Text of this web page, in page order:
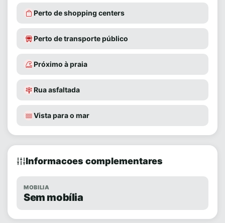
Perto de shopping centers
Perto de transporte público
Próximo à praia
Rua asfaltada
Vista para o mar
Informacoes complementares
MOBILIA
Sem mobília